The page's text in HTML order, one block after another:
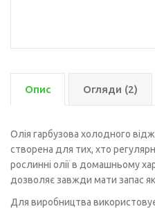
Опис Огляди (2)
Олія гарбузова холодного
створена для тих, хто
рослинні олії в домашньому
дозволяє завжди мати запас
Для виробництва